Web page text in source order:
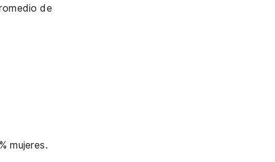
de
mujeres.